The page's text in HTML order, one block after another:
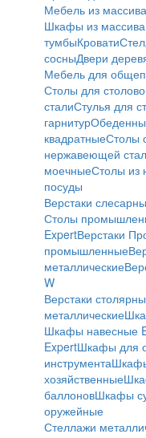
Мебель из массива
Шкафы из
тумбыКровати
сосныДвери
Мебель для
Столы для
сталиСтулья для
гарнитур
квадратныеСтолы
нержавеющей
моечныеСтолы из
посуды
Верстаки
Столы
ExpertВерстаки
промышленные
металлические
W
Верстаки
металлические
Шкафы навесные
ExpertШкафы для
инструмента
хозяйственные
баллоновШкафы
оружейные
Стеллажи